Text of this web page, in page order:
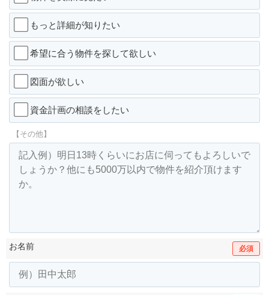
もっと詳細が知りたい
希望に合う物件を探して欲しい
図面が欲しい
資金計画の相談をしたい
【その他】
お名前 必須